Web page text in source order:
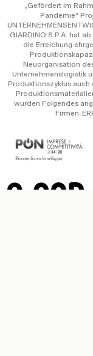
„Gefördert im
Pandemie“
GIARDINO S.P.A. hat
die Erreichung
Neuorganisation
Unternehmenslogistik
Produktionszyklus auch
wurden Folgendes
Firmen-